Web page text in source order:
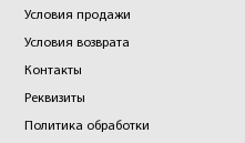
Условия продажи
Условия возврата
Контакты
Реквизиты
Политика обработки